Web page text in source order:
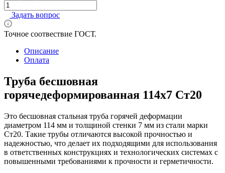
Задать вопрос
Точное соотвествие ГОСТ.
Описание
Оплата
Труба бесшовная
горячедеформированная 114х7 Ст20
Это бесшовная стальная труба горячей деформации
диаметром 114 мм и толщиной стенки 7 мм из стали марки
Ст20. Такие трубы отличаются высокой прочностью и
надежностью, что делает их подходящими для использования
в ответственных конструкциях и технологических системах с
повышенными требованиями к прочности и герметичности.